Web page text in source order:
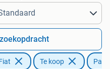
Te koop